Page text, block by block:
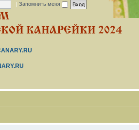
| Запомнить меня
КАНАРЕЙКИ 2024